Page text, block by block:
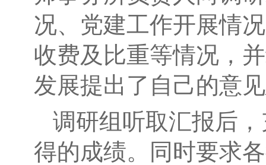
况、党建工作开展情
收费及比重等情况，
发展提出了自己的意
调研组听取汇报后
得的成绩。同时要求